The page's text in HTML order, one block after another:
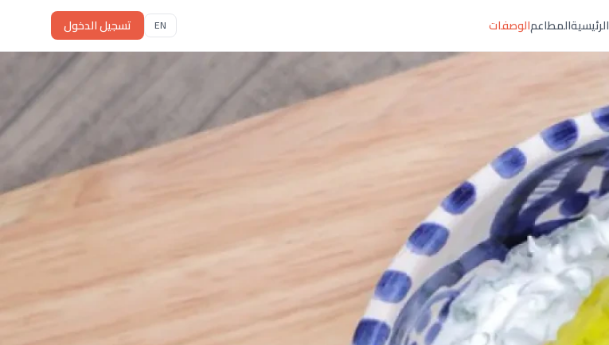
الرئيسيةالمطاعمالوصفات EN تسجيل الدخول